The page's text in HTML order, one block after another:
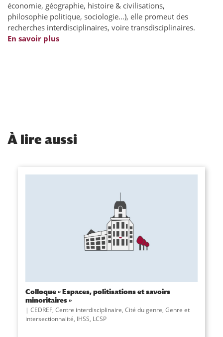
économie, géographie, histoire & civilisations,
philosophie politique, sociologie…), elle promeut des
recherches interdisciplinaires, voire transdisciplinaires.
En savoir plus
À lire aussi
Colloque « Espaces, politisations et savoirs
minoritaires »
CEDREF, Centre interdisciplinaire, Cité du genre, Genre et
intersectionnalité, IHSS, LCSP